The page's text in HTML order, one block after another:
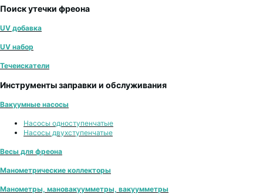
Поиск утечки фреона
UV добавка
UV набор
Течеискатели
Инструменты заправки и обслуживания
Вакуумные насосы
Насосы одноступенчатые
Насосы двухступенчатые
Весы для фреона
Манометрические коллекторы
Манометры, мановакуумметры, вакуумметры